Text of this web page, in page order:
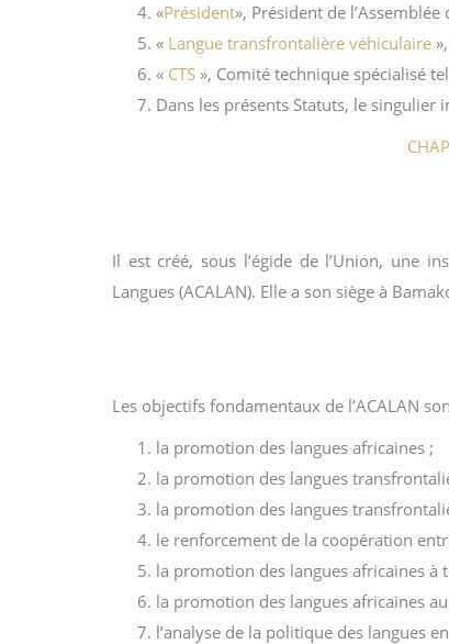
«Président», Président de l’Assemblée
« Langue transfrontalière véhiculaire
« CTS », Comité technique spécialisé
Dans les présents Statuts, le singulier
Il est créé, sous l’égide de l’Union, une
Langues (ACALAN). Elle a son siège à
Les objectifs fondamentaux de l’ACALAN
la promotion des langues africaines ;
la promotion des langues
la promotion des langues
le renforcement de la coopération
la promotion des langues africaines à
la promotion des langues africaines
l’analyse de la politique des langues